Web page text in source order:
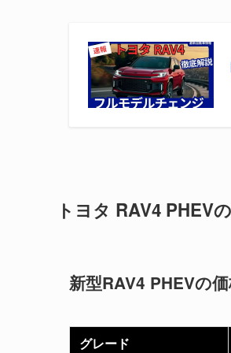
トヨタ RAV4 PHEV
新型RAV4 PHEVの
グレード